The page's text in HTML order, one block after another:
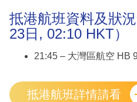
抵港航班資料及狀
23日, 02:10 HKT）
21:45 – 大灣區航空 HB
抵港航班詳情請看